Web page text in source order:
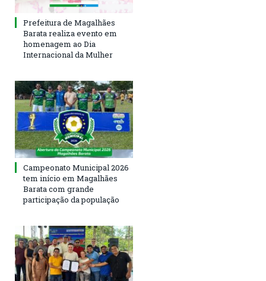
Prefeitura de Magalhães
Barata realiza evento em
homenagem ao Dia
Internacional da Mulher
Campeonato Municipal 2026
tem início em Magalhães
Barata com grande
participação da população